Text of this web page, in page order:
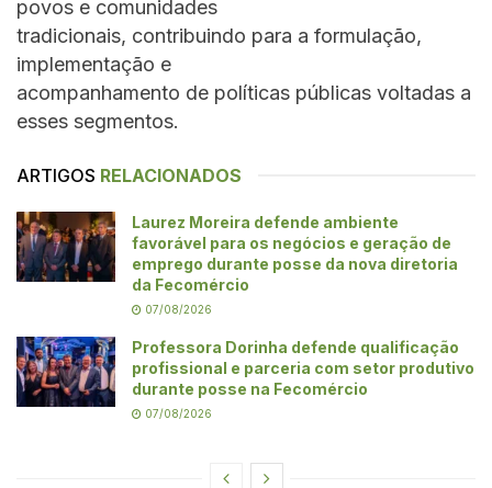
povos e comunidades
tradicionais, contribuindo para a formulação,
implementação e
acompanhamento de políticas públicas voltadas a
esses segmentos.
ARTIGOS RELACIONADOS
Laurez Moreira defende ambiente
favorável para os negócios e geração de
emprego durante posse da nova diretoria
da Fecomércio
07/08/2026
Professora Dorinha defende qualificação
profissional e parceria com setor produtivo
durante posse na Fecomércio
07/08/2026